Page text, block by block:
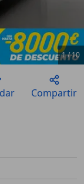
1/10
Compartir